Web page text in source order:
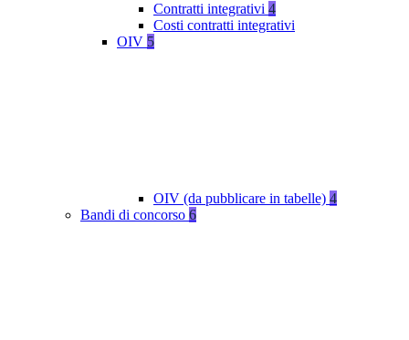
Contratti integrativi 4
Costi contratti integrativi
OIV 5
OIV (da pubblicare in tabelle) 4
Bandi di concorso 6